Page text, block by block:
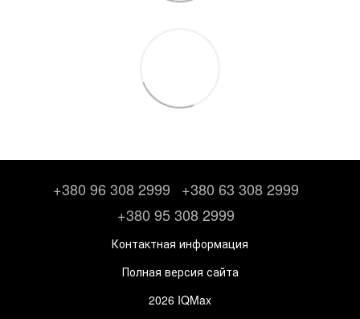
+380 96 308 2999
+380 63 308 2999
+380 95 308 2999
Контактная информация
Полная версия сайта
2026 IQMax